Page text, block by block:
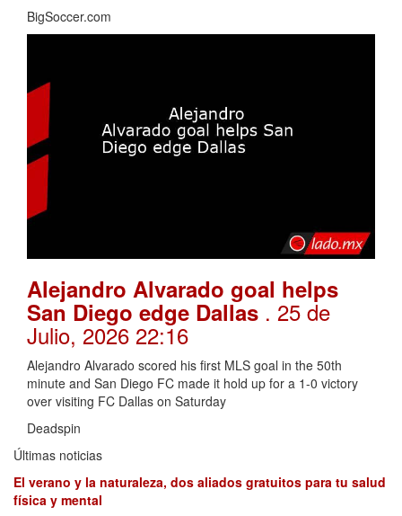
BigSoccer.com
Alejandro Alvarado goal helps
San Diego edge Dallas . 25 de
Julio, 2026 22:16
Alejandro Alvarado scored his first MLS goal in the 50th
minute and San Diego FC made it hold up for a 1-0 victory
over visiting FC Dallas on Saturday
Deadspin
Últimas noticias
El verano y la naturaleza, dos aliados gratuitos para tu salud
física y mental